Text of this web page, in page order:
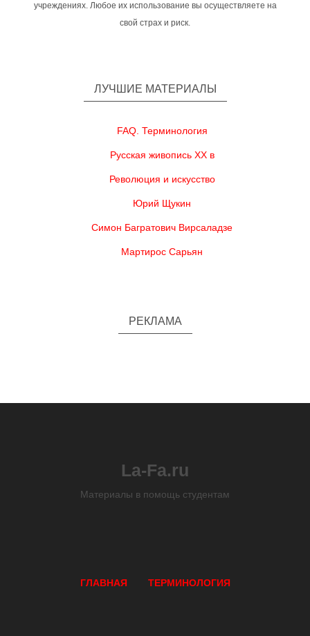
учреждениях. Любое их использование вы осуществляете на
свой страх и риск.
ЛУЧШИЕ МАТЕРИАЛЫ
FAQ. Терминология
Русская живопись XX в
Революция и искусство
Юрий Щукин
Симон Багратович Вирсаладзе
Мартирос Сарьян
РЕКЛАМА
La-Fa.ru
Материалы в помощь студентам
ГЛАВНАЯ ТЕРМИНОЛОГИЯ